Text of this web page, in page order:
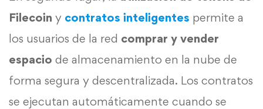
Filecoin y contratos inteligentes permite a
los usuarios de la red comprar y vender
espacio de almacenamiento en la nube de
forma segura y descentralizada. Los contratos
se ejecutan automáticamente cuando se